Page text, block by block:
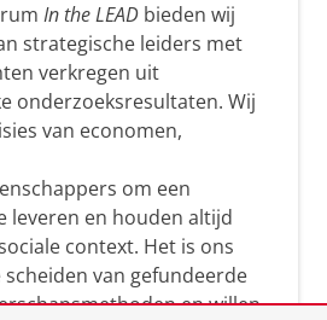
In the LEAD bieden wij
strategische leiders met
verkregen uit
onderzoeksresultaten. Wij
van economen,
om een
leveren en houden altijd
context. Het is ons
van gefundeerde
en willen